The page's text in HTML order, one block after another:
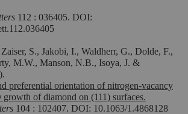
112 : 036405. DOI:
S., Jakobi, I., Waldherr, G., Dolde, F.,
M.W., Manson, N.B., Isoya, J. &
preferential orientation of nitrogen-vacancy
of diamond on (111) surfaces.
104 : 102407. DOI: 10.1063/1.4868128